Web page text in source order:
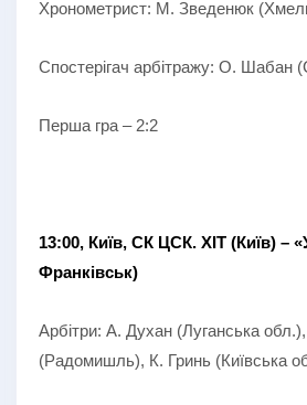
Хронометрист: М. Зведенюк
Спостерігач арбітражу: О. Шабан
Перша гра – 2:2
13:00, Київ, СК ЦСК. ХІТ (Київ) –
Франківськ)
Арбітри: А. Духан (Луганська
(Радомишль), К. Гринь (Київська